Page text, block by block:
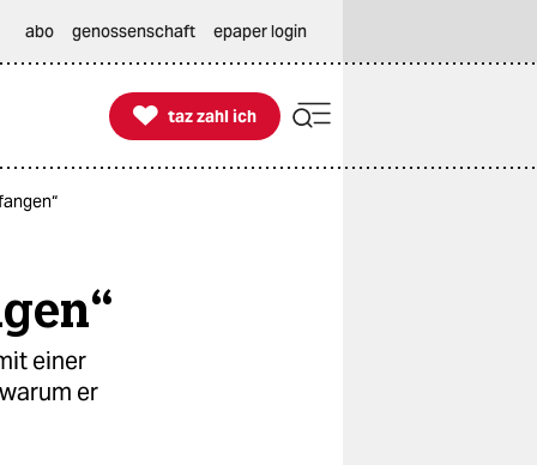
abo genossenschaft epaper login

taz zahl ich
taz zahl ich
einer
er